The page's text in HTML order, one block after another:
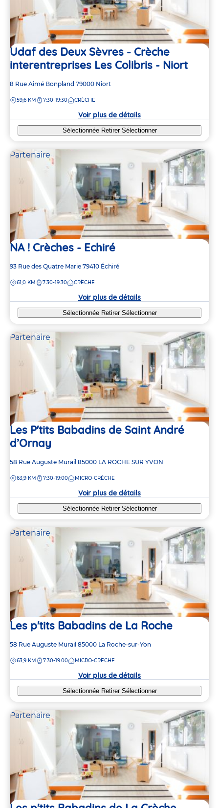
Udaf des Deux Sèvres - Crèche
interentreprises Les Colibris - Niort
Adresse
la
8 Rue Aimé Bonpland 79000 Niort
DISTANCE
59,6 KM 7:30-19:30 CRÈCHE
Voir plus de détails
Sélectionnée Retirer Sélectionner
Partenaire
NA ! Crèches - Echiré
Adresse
la
93 Rue des Quatre Marie 79410 Échiré
DISTANCE
61,0 KM 7:30-19:30 CRÈCHE
Voir plus de détails
Sélectionnée Retirer Sélectionner
Partenaire
Les P'tits Babadins de Saint André
d’Ornay
Adresse
la
58 Rue Auguste Murail 85000 LA ROCHE SUR YVON
DISTANCE
63,9 KM 7:30-19:00 MICRO-CRÈCHE
Voir plus de détails
Sélectionnée Retirer Sélectionner
Partenaire
Les p'tits Babadins de La Roche
Adresse
la
58 Rue Auguste Murail 85000 La Roche-sur-Yon
DISTANCE
63,9 KM 7:30-19:00 MICRO-CRÈCHE
Voir plus de détails
Sélectionnée Retirer Sélectionner
Partenaire